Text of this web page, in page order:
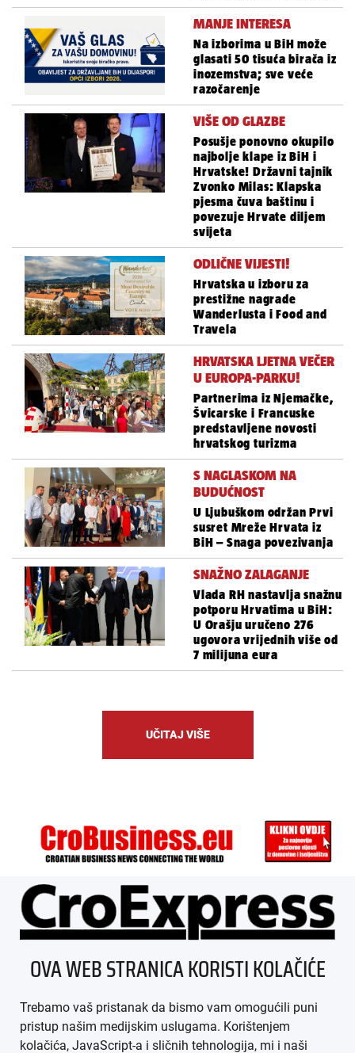
MANJE INTERESA
Na izborima u BiH može
glasati 50 tisuća birača iz
inozemstva; sve veće
razočarenje
VIŠE OD GLAZBE
Posušje ponovno okupilo
najbolje klape iz BiH i
Hrvatske! Državni tajnik
Zvonko Milas: Klapska
pjesma čuva baštinu i
povezuje Hrvate diljem
svijeta
ODLIČNE VIJESTI!
Hrvatska u izboru za
prestižne nagrade
Wanderlusta i Food and
Travela
HRVATSKA LJETNA VEČER
U EUROPA-PARKU!
Partnerima iz Njemačke,
Švicarske i Francuske
predstavljene novosti
hrvatskog turizma
S NAGLASKOM NA
BUDUĆNOST
U Ljubuškom održan Prvi
susret Mreže Hrvata iz
BiH – Snaga povezivanja
SNAŽNO ZALAGANJE
Vlada RH nastavlja snažnu
potporu Hrvatima u BiH:
U Orašju uručeno 276
ugovora vrijednih više od
7 milijuna eura
UČITAJ VIŠE
ÜBER UNS
IMPRESSUM
AGB
OVA WEB STRANICA KORISTI KOLAČIĆE
Trebamo vaš pristanak da bismo vam omogućili puni
pristup našim medijskim uslugama. Korištenjem
kolačića, JavaScript-a i sličnih tehnologija, mi i naši